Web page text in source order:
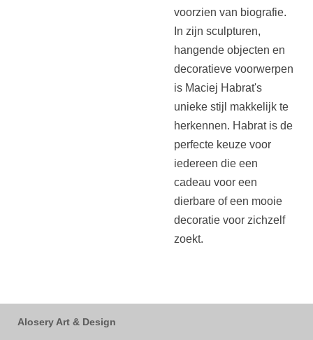
voorzien van biografie.
In zijn sculpturen,
hangende objecten en
decoratieve voorwerpen
is Maciej Habrat's
unieke stijl makkelijk te
herkennen. Habrat is de
perfecte keuze voor
iedereen die een
cadeau voor een
dierbare of een mooie
decoratie voor zichzelf
zoekt.
Alosery Art & Design